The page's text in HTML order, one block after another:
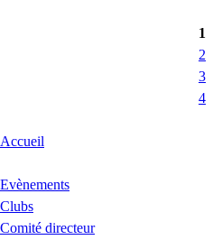
1
2
3
4
Accueil
Evènements
Clubs
Comité directeur